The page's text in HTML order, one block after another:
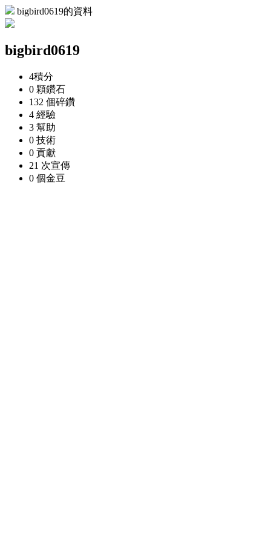
bigbird0619的資料
bigbird0619
4積分
0 顆鑽石
132 個碎鑽
4 經驗
3 幫助
0 技術
0 貢獻
21 次宣傳
0 個金豆